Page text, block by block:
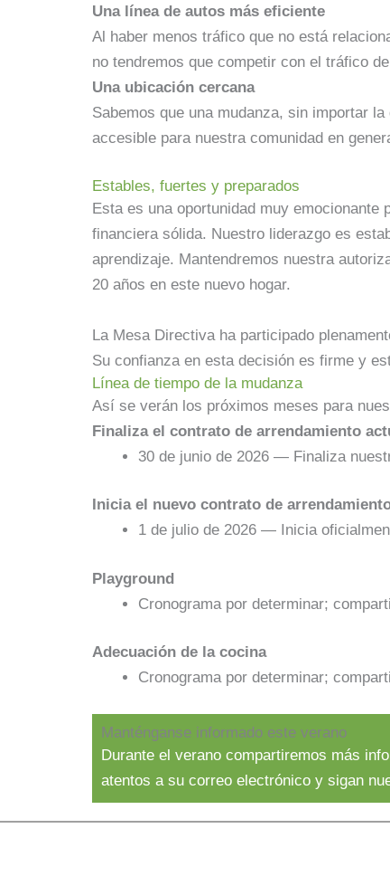
Una línea de autos más eficiente
Al haber menos tráfico que no está
no tendremos que competir con el tráfico
Una ubicación cercana
Sabemos que una mudanza, sin importar
accesible para nuestra comunidad en
Estables, fuertes y preparados
Esta es una oportunidad muy
financiera sólida. Nuestro liderazgo es
aprendizaje. Mantendremos nuestra
20 años en este nuevo hogar.
La Mesa Directiva ha participado
Su confianza en esta decisión es firme y
Línea de tiempo de la mudanza
Así se verán los próximos meses para
Finaliza el contrato de arrendamiento
30 de junio de 2026 — Finaliza
Inicia el nuevo contrato de
1 de julio de 2026 — Inicia
Playground
Cronograma por determinar;
Adecuación de la cocina
Cronograma por determinar;
Manténganse informado este verano
Durante el verano compartiremos más
atentos a su correo electrónico y sigan